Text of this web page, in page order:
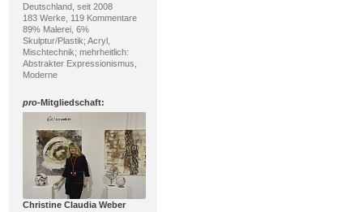
Deutschland, seit 2008
183 Werke, 119 Kommentare
89% Malerei, 6%
Skulptur/Plastik; Acryl,
Mischtechnik; mehrheitlich:
Abstrakter Expressionismus,
Moderne
pro-Mitgliedschaft:
Christine Claudia Weber